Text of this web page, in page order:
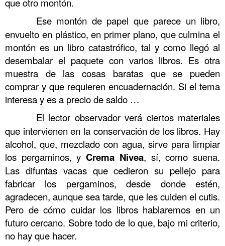
Ese montón de papel que parece un libro,
envuelto en plástico, en primer plano, que culmina el
montón es un libro catastrófico, tal y como llegó al
desembalar el paquete con varios libros. Es otra
muestra de las cosas baratas que se pueden
comprar y que requieren encuadernación. Si el tema
interesa y es a precio de saldo …
El lector observador verá ciertos materiales
que intervienen en la conservación de los libros. Hay
alcohol, que, mezclado con agua, sirve para limpiar
los pergaminos, yCrema Nivea, sí, como suena.
Las difuntas vacas que cedieron su pellejo para
fabricar los pergaminos, desde donde estén,
agradecen, aunque sea tarde, que les cuiden el cutis.
Pero de cómo cuidar los libros hablaremos en un
futuro cercano. Sobre todo de lo que, bajo mi criterio,
no hay que hacer.